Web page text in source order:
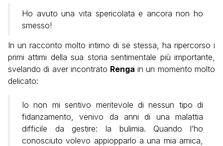
Ho avuto una vita spericolata e ancora non ho
smesso!
In un racconto molto intimo di se stessa, ha ripercorso i
primi attimi della sua storia sentimentale più importante,
svelando di aver incontrato Renga in un momento molto
delicato:
Io non mi sentivo meritevole di nessun tipo di
fidanzamento, venivo da anni di una malattia
difficile da gestire: la bulimia. Quando l’ho
conosciuto volevo appiopparlo a una mia amica,